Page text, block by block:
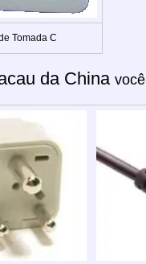
Tomada C
da China